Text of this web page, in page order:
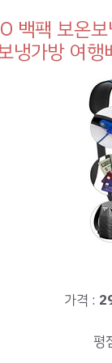
백팩 보온
냉가방 여
가격 :
평